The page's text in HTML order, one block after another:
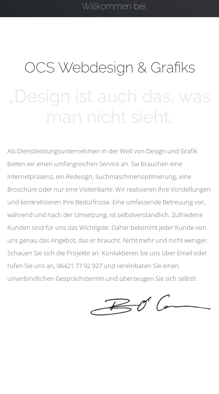
Willkommen bei
OCS Webdesign & Grafiks
Als Dienstleistungsunternehmen in der Welt von Design und Grafik
bieten wir einen umfangreichen Service an. Sie brauchen eine
Internetpräsenz, ein Redesign, Suchmaschinenoptimierung, eine
Broschüre oder nur eine Visitenkarte. Wir realisieren Ihre Vorstellungen
und konkretisieren Ihre Bedürfnisse. Eine umfassende Betreuung vor,
während und nach der Umsetzung, ist selbstverständlich. Zufriedene
Kunden sind für uns das Wichtigste. Daher bekommt jeder Kunde von
uns genau das Angebot, das er braucht. Nicht mehr und nicht weniger.
Schauen Sie sich die Projekte an. Kontaktieren Sie uns über Email oder
rufen Sie uns an, 06421 77 92 927 und vereinbaren Sie einen
unverbindlichen Gesprächstermin und überzeugen Sie sich selbst!.